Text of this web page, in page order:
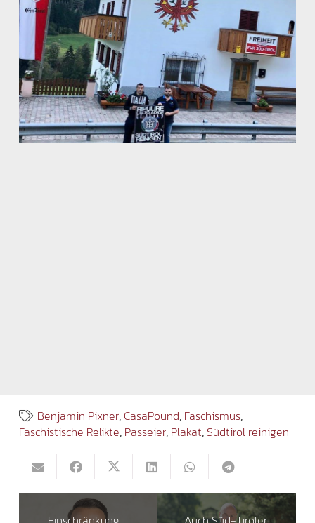
Benjamin Pixner,CasaPound, Faschismus,
Faschistische Relikte, Passeier, Plakat, Südtirol reinigen